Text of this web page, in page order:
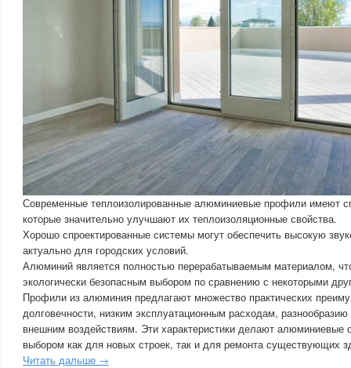
Современные теплоизолированные алюминиевые профили имеют
которые значительно улучшают их теплоизоляционные свойства.
Хорошо спроектированные системы могут обеспечить высокую
актуально для городских условий.
Алюминий является полностью перерабатываемым материалом,
экологически безопасным выбором по сравнению с некоторыми
Профили из алюминия предлагают множество практических
долговечности, низким эксплуатационным расходам, разнообразию
внешним воздействиям. Эти характеристики делают алюминиевые
выбором как для новых строек, так и для ремонта существующих
Читать дальше →